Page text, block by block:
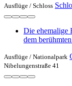
Ausflüge / Schloss
Die ehemalige
dem
Ausflüge / Nationalpark
Nibelungenstraße 41